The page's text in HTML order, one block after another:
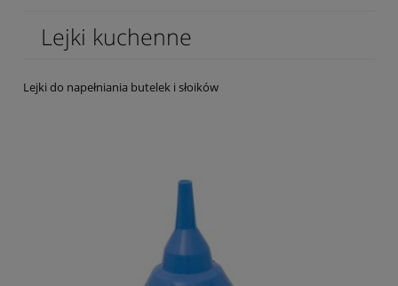
Lejki kuchenne
Lejki do napełniania butelek i słoików